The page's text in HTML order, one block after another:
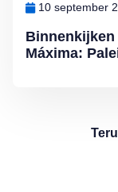
Máxima:
10 september